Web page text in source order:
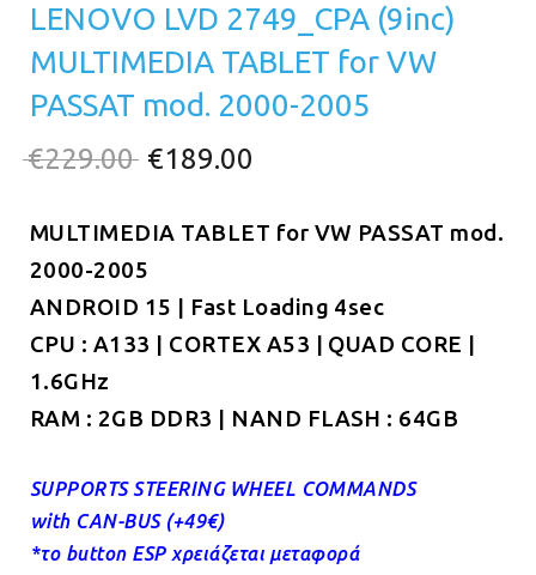
LENOVO LVD 2749_CPA (9inc)
MULTIMEDIA TABLET for VW
PASSAT mod. 2000-2005
€229.00 Original
was:
€189.00
τιμή
€189.00.
MULTIMEDIA TABLET for VW PASSAT mod.
2000-2005
ANDROID 15 | Fast Loading 4sec
CPU : A133 | CORTEX A53 | QUAD CORE |
1.6GHz
RAM : 2GB DDR3 | NAND FLASH : 64GB
SUPPORTS STEERING WHEEL COMMANDS
with CAN-BUS (+49€)
*το button ESP χρειάζεται μεταφορά